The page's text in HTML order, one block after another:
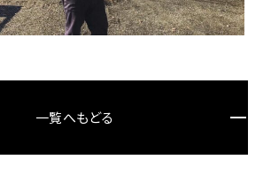
一覧へもどる